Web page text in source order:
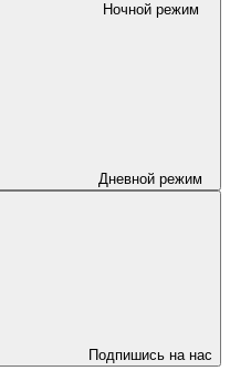
Ночной режим
Дневной режим
Подпишись на нас